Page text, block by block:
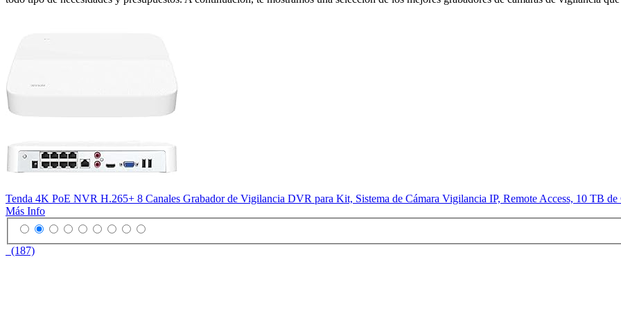
Tenda 4K PoE NVR H.265+ 8 Canales Grabador de Vigilancia DVR para Kit, Sistema de Cámara Vigilancia IP, Remote Access, 10 TB de
Más Info
(187)